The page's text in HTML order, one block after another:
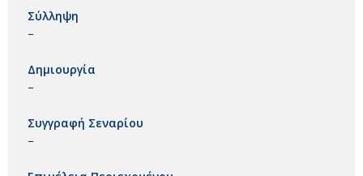
Σύλληψη
–
Δημιουργία
–
Συγγραφή Σεναρίου
–